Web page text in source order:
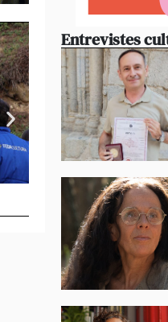
La problemàtica
volum ‘Andorra i
Entrevistes